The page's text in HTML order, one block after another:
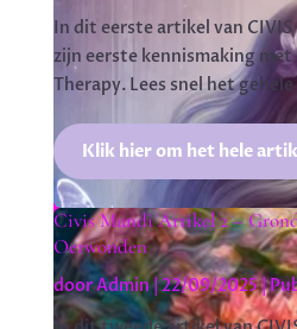
In dit eerste artikel van
zijn eerste kennismaking met
Therapy. Lees snel het
Klik hier om het hele
Civis Mundi Artikel 2 –
Oerwonden
doorAdmin|22/09/2025|